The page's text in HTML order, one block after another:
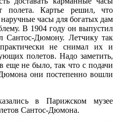
полета. Картье решил, что
часы для богатых дам
В 1904 году он выпустил
Сантос-Дюмону. Летчику так
не снимал их и
полетов. Надо заметить,
еще не было, так что с подачи
они постепенно вошли
в Парижском музее
Сантос-Дюмона.